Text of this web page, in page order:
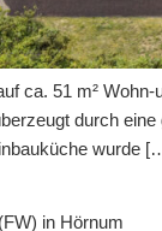
ca. 51 m²
durch
wurde
in Hörnum